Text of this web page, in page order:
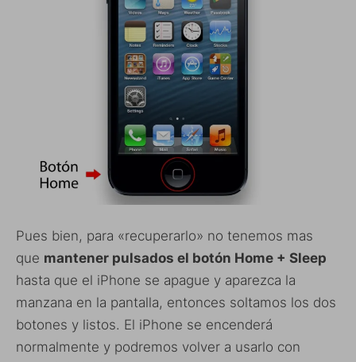
Pues bien, para «recuperarlo» no tenemos mas
que mantener pulsados el botón Home + Sleep
hasta que el iPhone se apague y aparezca la
manzana en la pantalla, entonces soltamos los dos
botones y listos. El iPhone se encenderá
normalmente y podremos volver a usarlo con